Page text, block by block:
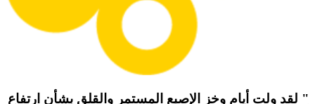
" لقد ولت أيام وخز الإصبع المستمر والقلق بشأن ارتفاع